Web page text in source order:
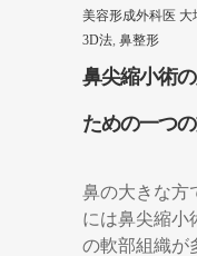
美容形成外科医 大
3D法, 鼻整形
鼻尖縮小術
ための一つの
鼻の大きな方
には鼻尖縮小
の軟部組織